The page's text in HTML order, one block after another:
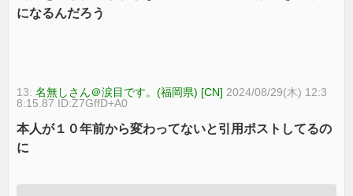
になるんだろう
13:名無しさん＠涙目です。(福岡県) [CN] 2024/08/29(木) 12:3
8:15.87 ID:Z7GffD+A0
本人が１０年前から変わってないと引用ポストしてるの
に